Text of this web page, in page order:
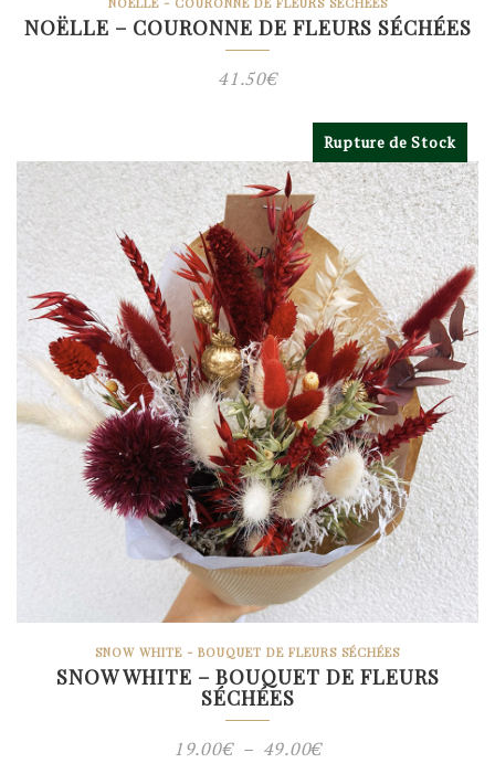
NOËLLE – COURONNE DE FLEURS SÉCHÉES
41.50€
Rupture de Stock
SNOW WHITE - BOUQUET DE FLEURS SÉCHÉES
SNOW WHITE – BOUQUET DE FLEURS
SÉCHÉES
19.00€ – 49.00€Plage